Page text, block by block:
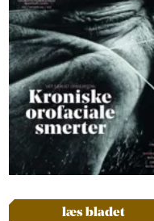
læs bladet